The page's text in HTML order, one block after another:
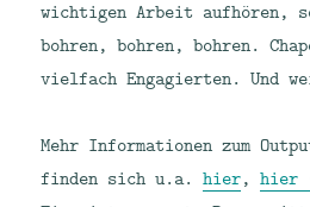
wichtigen Arbeit aufhören,
bohren, bohren, bohren.
vielfach Engagierten. Und
Mehr Informationen zum
finden sich u.a.hier,hier